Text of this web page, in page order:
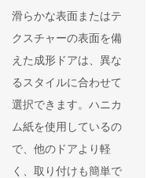
滑らかな表面またはテ
クスチャーの表面を備
えた成形ドアは、異な
るスタイルに合わせて
選択できます。ハニカ
ム紙を使用しているの
で、他のドアより軽
く、取り付けも簡単で